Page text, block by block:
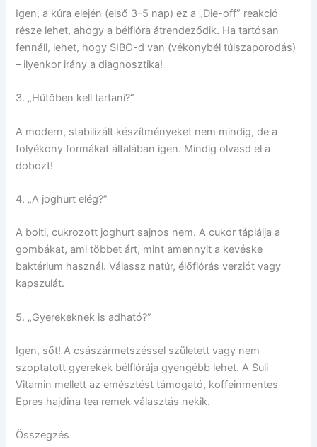
Igen, a kúra elején (első 3-5 nap) ez a „Die-off” reakció
része lehet, ahogy a bélflóra átrendeződik. Ha tartósan
fennáll, lehet, hogy SIBO-d van (vékonybél túlszaporodás)
– ilyenkor irány a diagnosztika!
3. „Hűtőben kell tartani?”
A modern, stabilizált készítményeket nem mindig, de a
folyékony formákat általában igen. Mindig olvasd el a
dobozt!
4. „A joghurt elég?”
A bolti, cukrozott joghurt sajnos nem. A cukor táplálja a
gombákat, ami többet árt, mint amennyit a kevéske
baktérium használ. Válassz natúr, élőflórás verziót vagy
kapszulát.
5. „Gyerekeknek is adható?”
Igen, sőt! A császármetszéssel született vagy nem
szoptatott gyerekek bélflórája gyengébb lehet. A Suli
Vitamin mellett az emésztést támogató, koffeinmentes
Epres hajdina tea remek választás nekik.
Összegzés